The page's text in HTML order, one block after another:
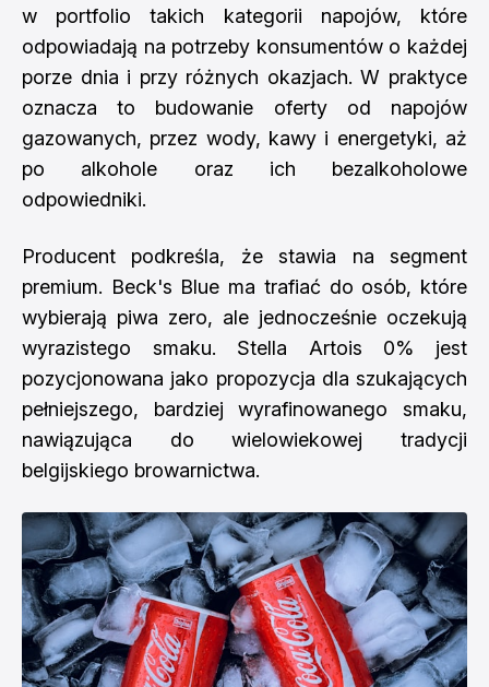
w portfolio takich kategorii napojów, które
odpowiadają na potrzeby konsumentów o każdej
porze dnia i przy różnych okazjach. W praktyce
oznacza to budowanie oferty od napojów
gazowanych, przez wody, kawy i energetyki, aż
po alkohole oraz ich bezalkoholowe
odpowiedniki.
Producent podkreśla, że stawia na segment
premium. Beck's Blue ma trafiać do osób, które
wybierają piwa zero, ale jednocześnie oczekują
wyrazistego smaku. Stella Artois 0% jest
pozycjonowana jako propozycja dla szukających
pełniejszego, bardziej wyrafinowanego smaku,
nawiązująca do wielowiekowej tradycji
belgijskiego browarnictwa.